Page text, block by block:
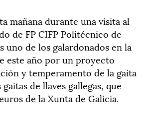
mañana durante una visita al
de FP CIFP Politécnico de
uno de los galardonados en la
este año por un proyecto
y temperamento de la gaita
de llaves gallegas, que
de la Xunta de Galicia.